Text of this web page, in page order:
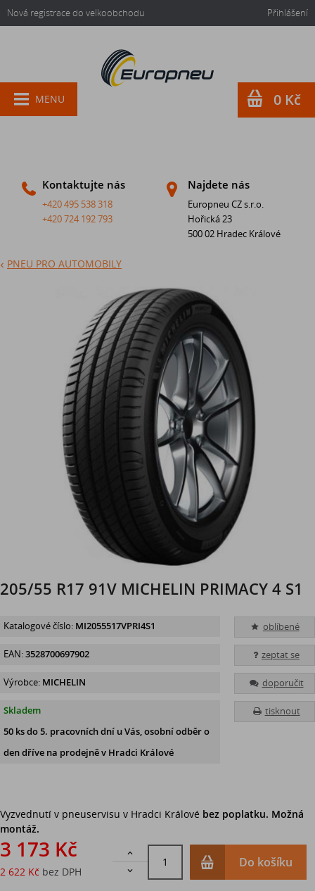
Nová registrace do velkoobchodu Přihlášení
Kontaktujte nás
+420 495 538 318
+420 724 192 793
Najdete nás
Europneu CZ s.r.o.
Hořická 23
500 02 Hradec Králové
MENU 0 Kč
PNEU PRO AUTOMOBILY
205/55 R17 91V MICHELIN PRIMACY 4 S1
oblíbené
zeptat se
doporučit
tisknout
Katalogové číslo: MI2055517VPRI4S1
EAN:3528700697902
Výrobce: MICHELIN
Skladem
50 ksdo 5. pracovních dní u Vás, osobní odběr o
den dříve na prodejněv Hradci Králové
Vyzvednutí v pneuservisu v Hradci Králové bez poplatku. Možná
montáž.
3 173 Kč
2 622 Kč bez DPH


Do košíku